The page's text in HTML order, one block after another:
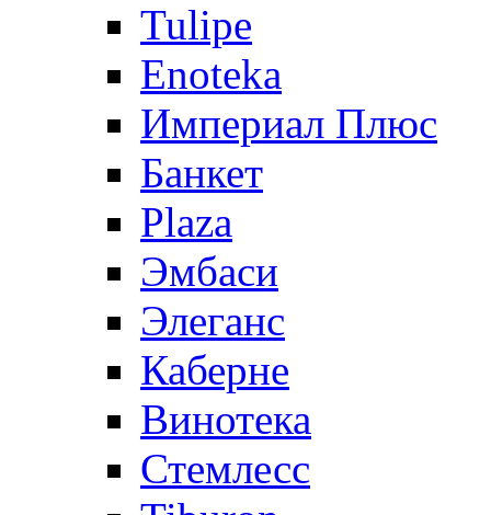
Tulipe
Enoteka
Империал Плюс
Банкет
Plaza
Эмбаси
Элеганс
Каберне
Винотека
Стемлесс